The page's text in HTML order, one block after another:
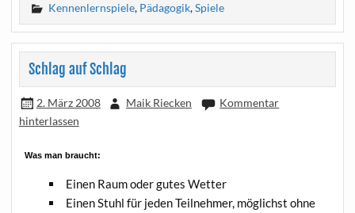
Kennenlernspiele, Pädagogik,Spiele
Schlag auf Schlag
2. März 2008 Maik Riecken
Kommentar
hinterlassen
Was man braucht:
Einen Raum oder gutes Wetter
Einen Stuhl für jeden Teil­neh­mer, mög­lichst ohne